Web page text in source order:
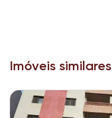
Imóveis similares